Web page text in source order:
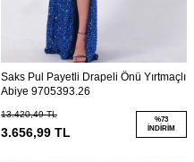
Saks Pul Payetli Drapeli Önü Yırtmaçlı
Abiye 9705393.26
13.420,49TL
3.656,99 TL
%73
İNDIRIM